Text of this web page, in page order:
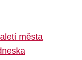
města